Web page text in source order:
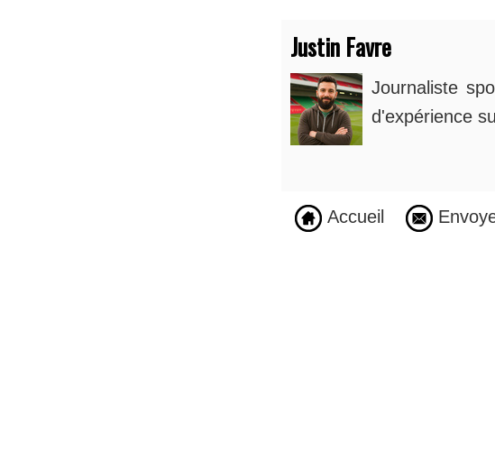
Justin Favre
Journaliste
d'expérience
Accueil